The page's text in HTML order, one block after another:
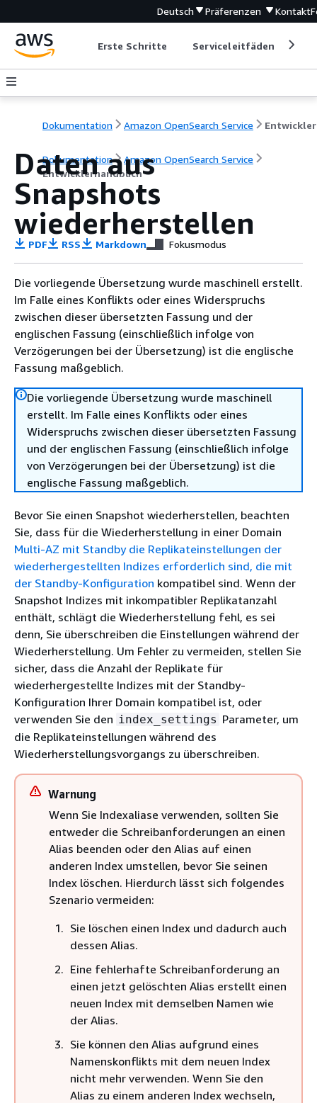
Deutsch Präferenzen Kontakt
Erste Schritte Serviceleitfäden
Dokumentation Amazon OpenSearch Service
Dokumentation
Amazon OpenSearch Service
Entwicklerhandbuch
Daten aus
Snapshots
wiederherstellen
PDF RSS Markdown Fokusmodus
Die vorliegende Übersetzung wurde maschinell erstellt.
Im Falle eines Konflikts oder eines Widerspruchs
zwischen dieser übersetzten Fassung und der
englischen Fassung (einschließlich infolge von
Verzögerungen bei der Übersetzung) ist die englische
Fassung maßgeblich.
Die vorliegende Übersetzung wurde maschinell
erstellt. Im Falle eines Konflikts oder eines
Widerspruchs zwischen dieser übersetzten Fassung
und der englischen Fassung (einschließlich infolge
von Verzögerungen bei der Übersetzung) ist die
englische Fassung maßgeblich.
Bevor Sie einen Snapshot wiederherstellen, beachten
Sie, dass für die Wiederherstellung in einer Domain
Multi-AZ mit Standby die Replikateinstellungen der
wiederhergestellten Indizes erforderlich sind, die mit
der Standby-Konfiguration kompatibel sind. Wenn der
Snapshot Indizes mit inkompatibler Replikatanzahl
enthält, schlägt die Wiederherstellung fehl, es sei
denn, Sie überschreiben die Einstellungen während der
Wiederherstellung. Um Fehler zu vermeiden, stellen Sie
sicher, dass die Anzahl der Replikate für
wiederhergestellte Indizes mit der Standby-
Konfiguration Ihrer Domain kompatibel ist, oder
verwenden Sie den index_settings Parameter, um
die Replikateinstellungen während des
Wiederherstellungsvorgangs zu überschreiben.
Warnung
Wenn Sie Indexaliase verwenden, sollten Sie
entweder die Schreibanforderungen an einen
Alias beenden oder den Alias auf einen
anderen Index umstellen, bevor Sie seinen
Index löschen. Hierdurch lässt sich folgendes
Szenario vermeiden:
Sie löschen einen Index und dadurch auch
dessen Alias.
Eine fehlerhafte Schreibanforderung an
einen jetzt gelöschten Alias erstellt einen
neuen Index mit demselben Namen wie
der Alias.
Sie können den Alias aufgrund eines
Namenskonflikts mit dem neuen Index
nicht mehr verwenden. Wenn Sie den
Alias zu einem anderen Index wechseln,